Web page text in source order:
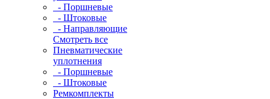
- Поршневые
- Штоковые
- Направляющие
Смотреть все
Пневматические
уплотнения
- Поршневые
- Штоковые
Ремкомплекты